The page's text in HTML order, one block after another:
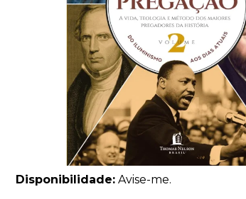
Disponibilidade: Avise-me.